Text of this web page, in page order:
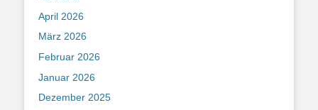
April 2026
März 2026
Februar 2026
Januar 2026
Dezember 2025